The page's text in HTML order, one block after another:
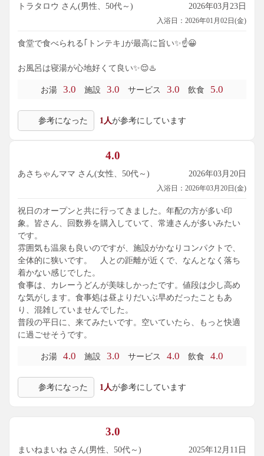
トラタロウ さん(男性、50代～) 2026年03月23日
入浴日：2026年01月02日(金)
食堂で食べられる｢トンテキ｣が最高に旨い✨☝️😀
お風呂は寝湯が心地好くて良い✨😌♨️
お湯 3.0 施設 3.0 サービス 3.0 飲食 5.0
参考になった 1人が参考にしています
4.0
あさちゃんママ さん(女性、50代～) 2026年03月20日
入浴日：2026年03月20日(金)
祝日のオープンと共に行ってきました。年配の方が多い印
象。皆さん、回数券を購入していて、常連さんが多いみたい
です。
雰囲気も温泉も良いのですが、施設がかなりコンパクトで、
全体的に狭いです。 人との距離が近くで、なんとなく落ち
着かない感じでした。
食事は、カレーうどんが美味しかったです。値段は少し高め
な気がします。食事処は昼よりだいぶ早めだったこともあ
り、混雑していませんでした。
普段の平日に、来てみたいです。空いていたら、もっと快適
に過ごせそうです。
お湯 4.0 施設 3.0 サービス 4.0 飲食 4.0
参考になった 1人が参考にしています
3.0
まいねまいね さん(男性、50代～) 2025年12月11日